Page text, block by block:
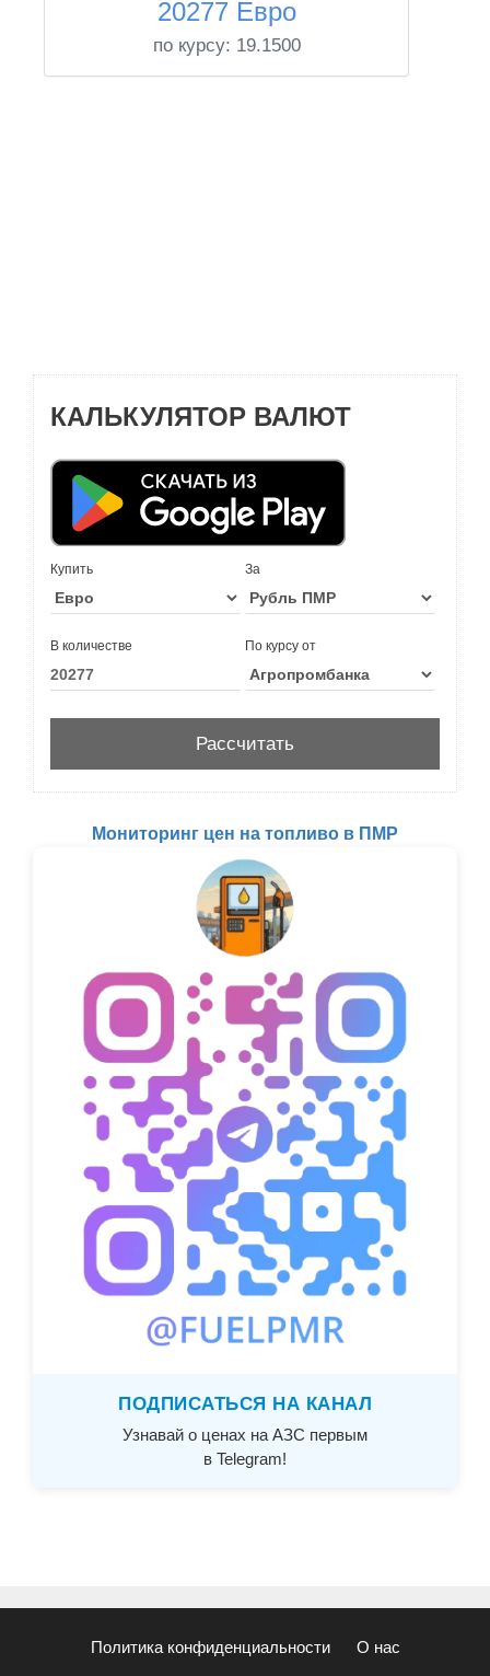
20277 Евро
по курсу: 19.1500
КАЛЬКУЛЯТОР ВАЛЮТ
Купить За
В количестве По курсу от
Мониторинг цен на топливо в ПМР
ПОДПИСАТЬСЯ НА КАНАЛ
Узнавай о ценах на АЗС первым
в Telegram!
Политика конфиденциальности О нас